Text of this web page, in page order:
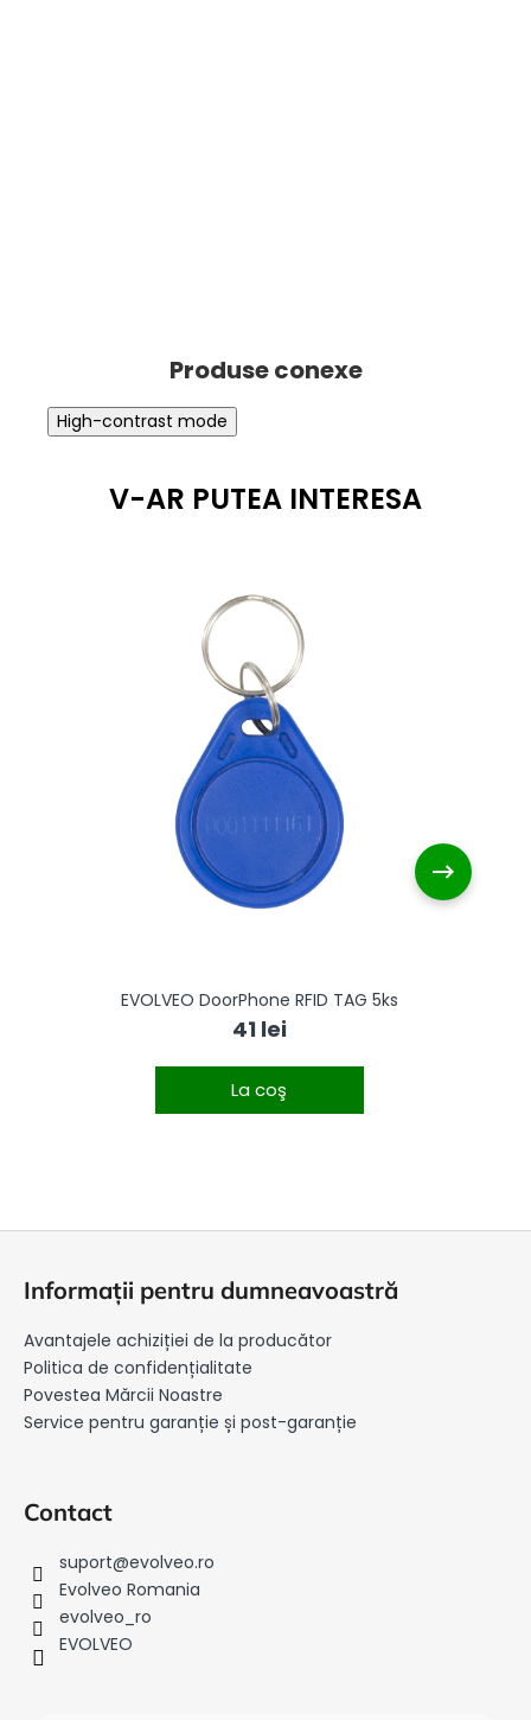
High-contrast mode
EVOLVEO DoorPhone RFID TAG 5ks
41 lei
La coş
Informații pentru dumneavoastră
Avantajele achiziției de la producător
Politica de confidențialitate
Povestea Mărcii Noastre
Service pentru garanție și post-garanție
Contact
suport@evolveo.ro
Evolveo Romania
evolveo_ro
EVOLVEO